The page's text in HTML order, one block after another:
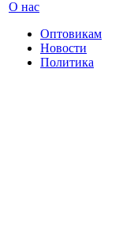
О нас
Оптовикам
Новости
Политика